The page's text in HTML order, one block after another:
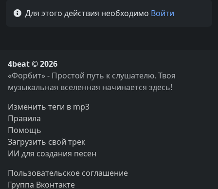
Для этого действия необходимо Войти
4beat © 2026
«Форбит» - Простой путь к слушателю. Твоя
музыкальная вселенная начинается здесь!
Изменить теги в mp3
Правила
Помощь
Загрузить свой трек
ИИ для создания песен
Пользовательское соглашение
Группа Вконтакте